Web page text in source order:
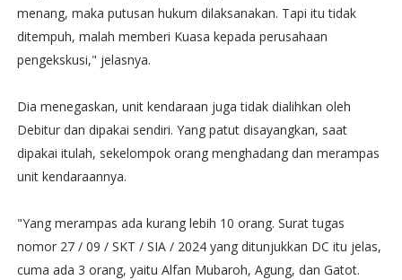
menang, maka putusan hukum dilaksanakan. Tapi itu tidak
ditempuh, malah memberi Kuasa kepada perusahaan
pengekskusi," jelasnya.
Dia menegaskan, unit kendaraan juga tidak dialihkan oleh
Debitur dan dipakai sendiri. Yang patut disayangkan, saat
dipakai itulah, sekelompok orang menghadang dan merampas
unit kendaraannya.
"Yang merampas ada kurang lebih 10 orang. Surat tugas
nomor 27 / 09 / SKT / SIA / 2024 yang ditunjukkan DC itu jelas,
cuma ada 3 orang, yaitu Alfan Mubaroh, Agung, dan Gatot.